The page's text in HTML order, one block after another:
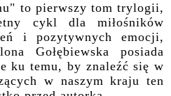
to pierwszy tom trylogii,
cykl dla miłośników
i pozytywnych emocji,
Gołębiewska posiada
ku temu, by znaleźć się w
w naszym kraju ten